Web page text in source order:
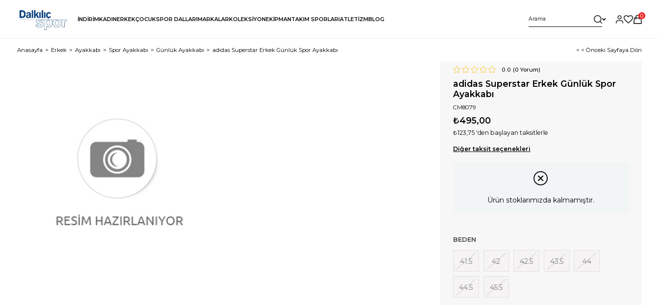
İNDİRİMKADINERKEKÇOCUKSPOR DALLARIMARKALARKOLEKSİYONEKİPMANTAKIM SPORLARIATLETİZMBLOG
0
Anasayfa Erkek Ayakkabı Spor Ayakkabı Günlük Ayakkabı adidas Superstar Erkek Günlük Spor Ayakkabı < < Önceki Sayfaya Dön
0.0 (0 Yorum)
adidas Superstar Erkek Günlük Spor
Ayakkabı
CM8079
₺495,00
₺123,75 'den başlayan taksitlerle
Diğer taksit seçenekleri
Ürün stoklarımızda kalmamıştır.
BEDEN
41.5 42 42.5 43.5 44
44.5 45.5